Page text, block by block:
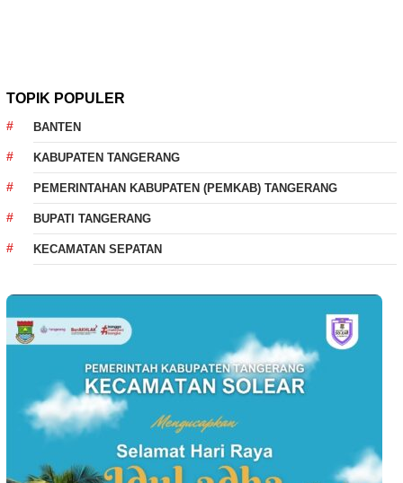
TOPIK POPULER
BANTEN
KABUPATEN TANGERANG
PEMERINTAHAN KABUPATEN (PEMKAB) TANGERANG
BUPATI TANGERANG
KECAMATAN SEPATAN